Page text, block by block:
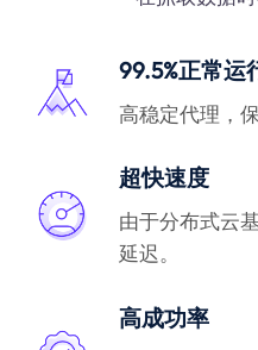
99.5%正常运
高稳定代理，
超快速度
由于分布式云
延迟。
高成功率